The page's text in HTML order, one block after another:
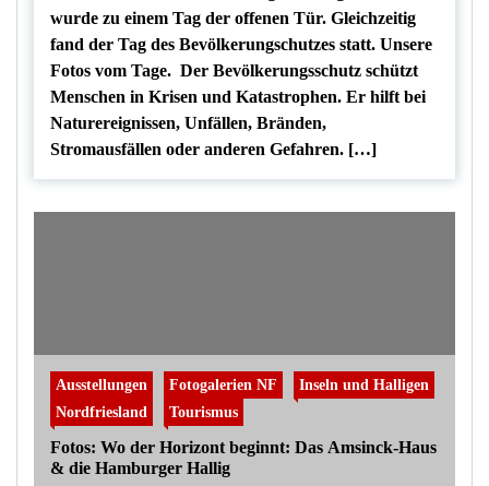
wurde zu einem Tag der offenen Tür. Gleichzeitig
fand der Tag des Bevölkerungschutzes statt. Unsere
Fotos vom Tage. Der Bevölkerungsschutz schützt
Menschen in Krisen und Katastrophen. Er hilft bei
Naturereignissen, Unfällen, Bränden,
Stromausfällen oder anderen Gefahren. […]
Ausstellungen Fotogalerien NF
Inseln und Halligen
Nordfriesland
Tourismus
Fotos: Wo der Horizont beginnt: Das Amsinck-Haus
& die Hamburger Hallig